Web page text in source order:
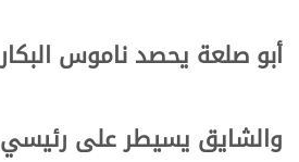
أبو صلعة يحصد ناموس
والشايق يسيطر على رئيسي